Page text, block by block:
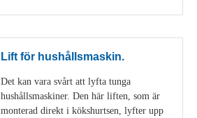
Lift för hushållsmaskin.
Det kan vara svårt att lyfta tunga
hushållsmaskiner. Den här liften, som är
monterad direkt i kökshurtsen, lyfter upp